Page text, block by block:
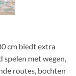
cm biedt extra
spelen met wegen,
routes, bochten